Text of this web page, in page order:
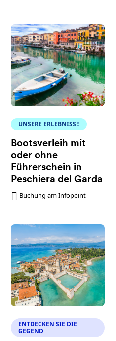
UNSERE ERLEBNISSE
Bootsverleih mit
oder ohne
Führerschein in
Peschiera del Garda
Buchung am Infopoint
ENTDECKEN SIE DIE
GEGEND